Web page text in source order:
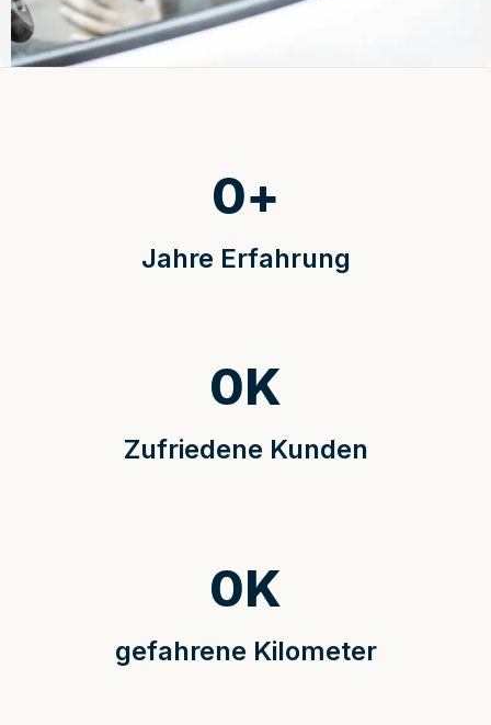
Jahre Erfahrung
0+
Zufriedene Kunden
0K
gefahrene Kilometer
0K